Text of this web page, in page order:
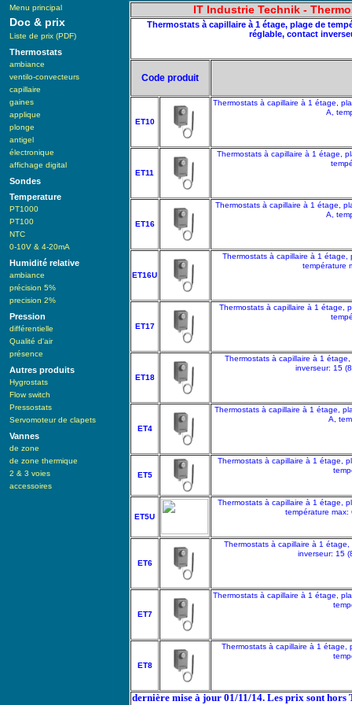
Menu principal
Doc & prix
Liste de prix (PDF)
Thermostats
ambiance
ventilo-convecteurs
capillaire
gaines
applique
plonge
antigel
électronique
affichage digital
Sondes
Temperature
PT1000
PT100
NTC
0-10V & 4-20mA
Humidité relative
ambiance
précision 5%
precision 2%
Pression
différentielle
Qualité d'air
présence
Autres produits
Hygrostats
Flow switch
Pressostats
Servomoteur de clapets
Vannes
de zone
de zone thermique
2 & 3 voies
accessoires
IT Industrie Technik -
Thermostats à capillaire à 1 étage, plage de
réglable, contact
Code produit
ET10
Thermostats à capillaire à 1 étage,
A,
ET11
Thermostats à capillaire à 1 étage,
ET16
Thermostats à capillaire à 1 étage,
A,
ET16U
Thermostats à capillaire à 1 étage,
température
ET17
Thermostats à capillaire à 1 étage,
ET18
Thermostats à capillaire à 1
inverseur: 15
ET4
Thermostats à capillaire à 1 étage,
A,
ET5
Thermostats à capillaire à 1 étage,
ET5U
Thermostats à capillaire à 1 étage,
température
ET6
Thermostats à capillaire à 1
inverseur: 15
ET7
Thermostats à capillaire à 1 étage,
ET8
Thermostats à capillaire à 1 étage,
dernière mise à jour 01/11/14. Les prix sont